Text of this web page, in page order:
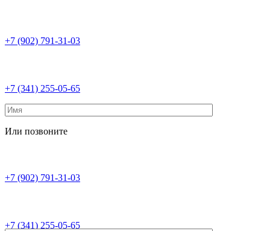
+7 (902) 791-31-03
+7 (341) 255-05-65
Или позвоните
+7 (902) 791-31-03
+7 (341) 255-05-65